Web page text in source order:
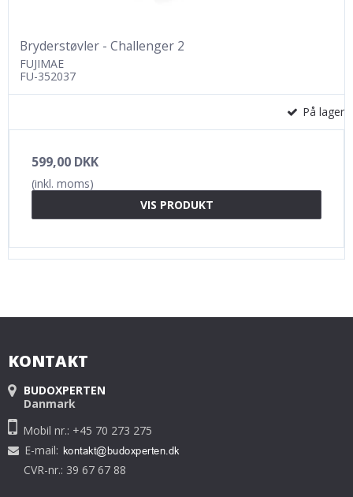
Bryderstøvler - Challenger 2
FUJIMAE
FU-352037
På lager
599,00 DKK
(inkl. moms)
VIS PRODUKT
KONTAKT
BUDOXPERTEN
Danmark
Mobil nr.: +45 70 273 275
E-mail:
CVR-nr.: 39 67 67 88